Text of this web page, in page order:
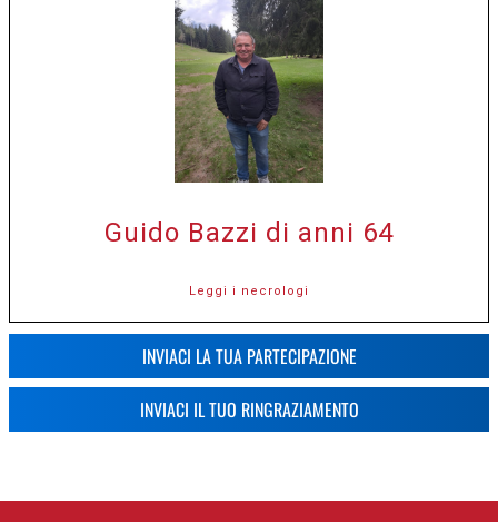
Guido Bazzi di anni 64
Leggi i necrologi
INVIACI LA TUA PARTECIPAZIONE
INVIACI IL TUO RINGRAZIAMENTO